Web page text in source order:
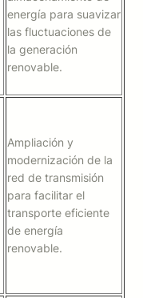
energía para suavizar
las fluctuaciones de
la generación
renovable.
Ampliación y
modernización de la
red de transmisión
para facilitar el
transporte eficiente
de energía
renovable.